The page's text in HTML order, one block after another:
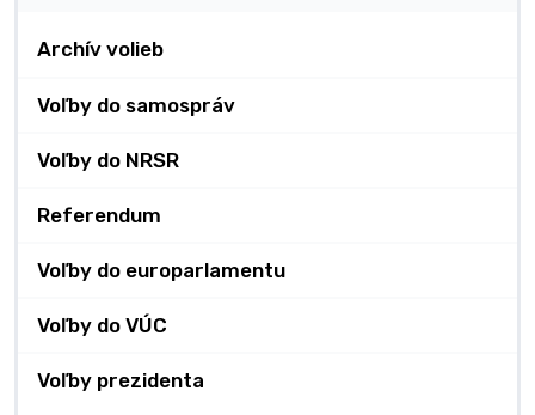
Archív volieb
Voľby do samospráv
Voľby do NRSR
Referendum
Voľby do europarlamentu
Voľby do VÚC
Voľby prezidenta